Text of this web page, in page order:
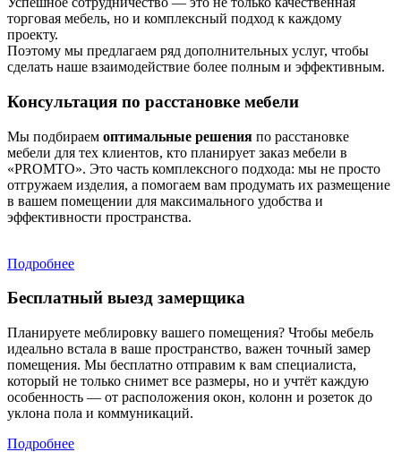
торговая мебель, но и комплексный подход к каждому
проекту.
Поэтому мы предлагаем ряд дополнительных услуг, чтобы
сделать наше взаимодействие более полным и эффективным.
Консультация по расстановке мебели
Мы подбираем оптимальные решения по расстановке
мебели для тех клиентов, кто планирует заказ мебели в
«PROMTO». Это часть комплексного подхода: мы не просто
отгружаем изделия, а помогаем вам продумать их размещение
в вашем помещении для максимального удобства и
эффективности пространства.
Подробнее
Бесплатный выезд замерщика
Планируете меблировку вашего помещения? Чтобы мебель
идеально встала в ваше пространство, важен точный замер
помещения. Мы бесплатно отправим к вам специалиста,
который не только снимет все размеры, но и учтёт каждую
особенность — от расположения окон, колонн и розеток до
уклона пола и коммуникаций.
Подробнее